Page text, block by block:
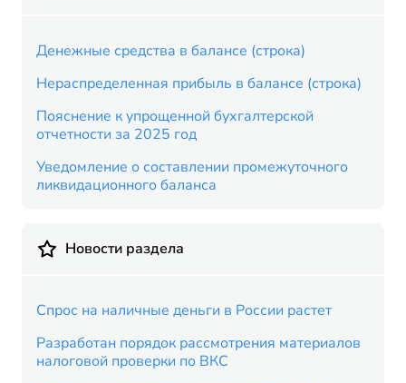
Денежные средства в балансе (строка)
Нераспределенная прибыль в балансе (строка)
Пояснение к упрощенной бухгалтерской
отчетности за 2025 год
Уведомление о составлении промежуточного
ликвидационного баланса
Новости раздела
Спрос на наличные деньги в России растет
Разработан порядок рассмотрения материалов
налоговой проверки по ВКС